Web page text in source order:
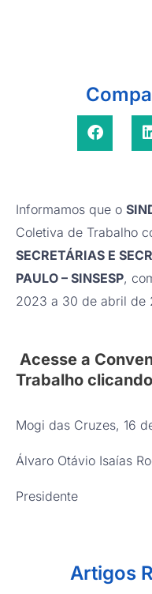
Informamos que o
Coletiva de Trabalho
SECRETÁRIAS E
PAULO – SINSESP,
2023 a 30 de abril de
Acesse a
Trabalho clicando
Mogi das Cruzes, 16
Álvaro Otávio Isaías
Presidente
Artigos